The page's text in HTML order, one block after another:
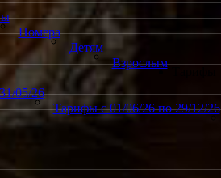
Номера
Детям
Взрослым
05/26
Тарифы с 01/06/26 по 29/12/26